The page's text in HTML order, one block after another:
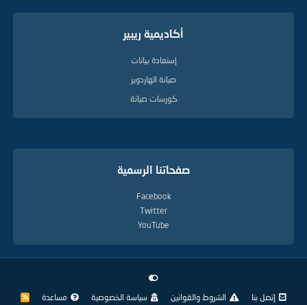
أكاديمية ريبير
إستعادة بيانات
صيانة الهاردوير
كورسات صيانة
صفحاتنا الرسمية
Facebook
Twitter
YouTube
إتصل بنا الشروط والقوانين سياسة الخصوصية مساعدة
R